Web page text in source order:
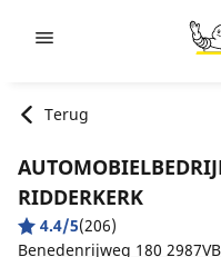
Terug
RIDDERKERK
4.4/5(206)
Benedenrijweg 180 2987VB